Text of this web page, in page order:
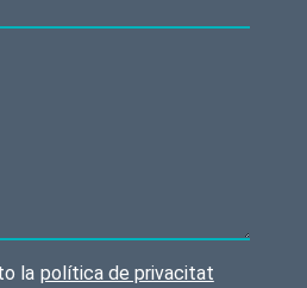
la política de privacitat